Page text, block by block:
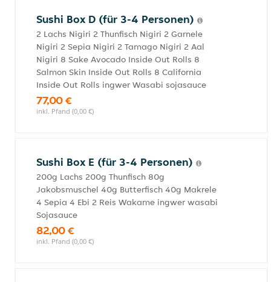
Sushi Box D (für 3-4 Personen)
2 Lachs Nigiri 2 Thunfisch Nigiri 2 Garnele
Nigiri 2 Sepia Nigiri 2 Tamago Nigiri 2 Aal
Nigiri 8 Sake Avocado Inside Out Rolls 8
Salmon Skin Inside Out Rolls 8 California
Inside Out Rolls ingwer Wasabi sojasauce
77,00 €
inkl. Pfand (0,00 €)
Sushi Box E (für 3-4 Personen)
200g Lachs 200g Thunfisch 80g
Jakobsmuschel 40g Butterfisch 40g Makrele
4 Sepia 4 Ebi 2 Reis Wakame ingwer wasabi
Sojasauce
82,00 €
inkl. Pfand (0,00 €)